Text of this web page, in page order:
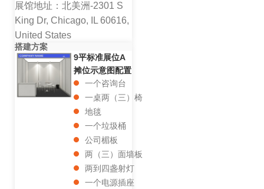
展馆地址：北美洲-2301 S
King Dr, Chicago, IL 60616,
United States
搭建方案
9平标准展位A
摊位示意图配置
一个咨询台
一桌两（三）椅
地毯
一个垃圾桶
公司楣板
两（三）面墙板
两到四盏射灯
一个电源插座